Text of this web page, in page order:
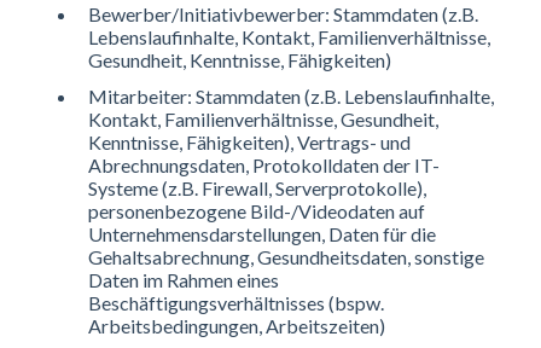
Bewerber/Initiativbewerber: Stammdaten (z.B.
Lebenslaufinhalte, Kontakt, Familienverhältnisse,
Gesundheit, Kenntnisse, Fähigkeiten)
Mitarbeiter: Stammdaten (z.B. Lebenslaufinhalte,
Kontakt, Familienverhältnisse, Gesundheit,
Kenntnisse, Fähigkeiten), Vertrags- und
Abrechnungsdaten, Protokolldaten der IT-
Systeme (z.B. Firewall, Serverprotokolle),
personenbezogene Bild-/Videodaten auf
Unternehmensdarstellungen, Daten für die
Gehaltsabrechnung, Gesundheitsdaten, sonstige
Daten im Rahmen eines
Beschäftigungsverhältnisses (bspw.
Arbeitsbedingungen, Arbeitszeiten)